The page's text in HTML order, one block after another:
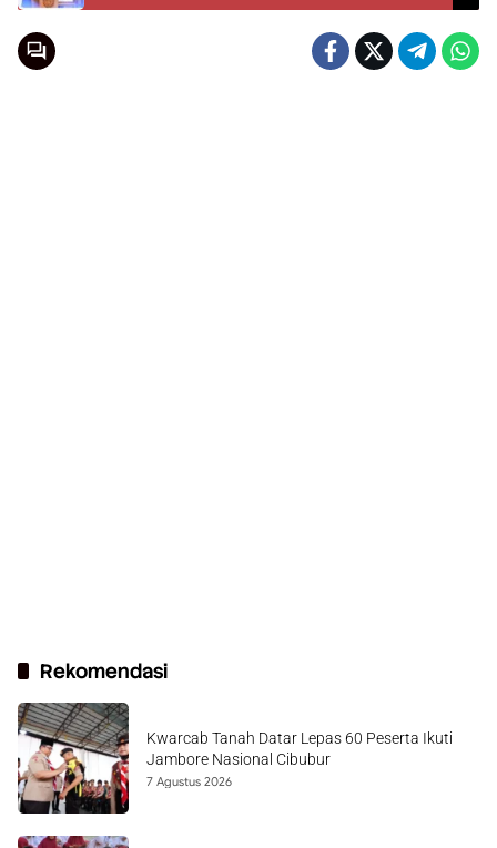
Rekomendasi
Kwarcab Tanah Datar Lepas 60 Peserta Ikuti
Jambore Nasional Cibubur
7 Agustus 2026